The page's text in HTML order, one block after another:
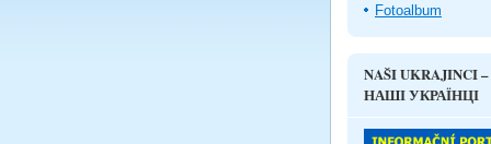
Fotoalbum
NAŠI UKRAJINCI –
НАШІ УКРАЇНЦІ